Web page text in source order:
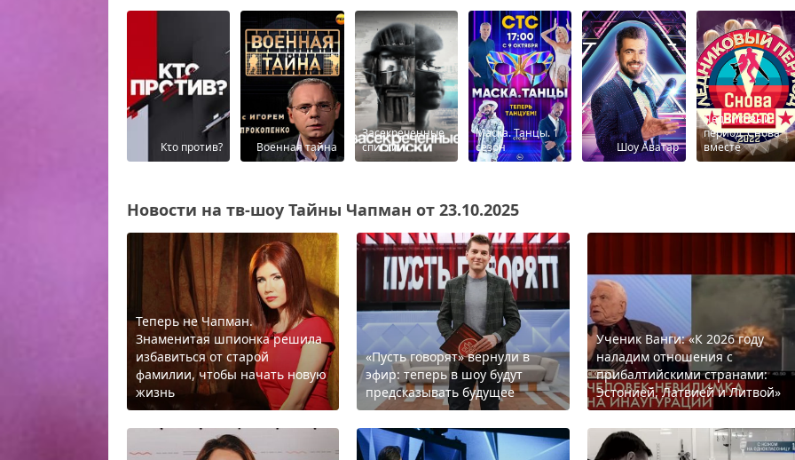
Кτо против? Военная тайна
Засекреченные
списки
Маска. Танцы. 1
сезон
Шоу Аватар
Ледниковый
период. Снова
вместе
Новости на тв-шоу Тайны Чапман от 23.10.2025
Теперь не Чапман.
Знаменитая шпионка решила
избавиться от старой
фамилии, чтобы начать новую
жизнь
«Пусть говорят» вернули в
эфир: теперь в шоу будут
предсказывать будущее
Ученик Ванги: «К 2026 году
наладим отношения с
прибалтийскими странами:
Эстонией, Латвией и Литвой»